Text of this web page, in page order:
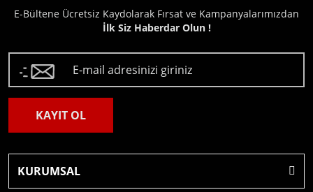
E-Bültene Ücretsiz Kaydolarak Fırsat ve Kampanyalarımızdan
İlk Siz Haberdar Olun !
KAYIT OL
KURUMSAL